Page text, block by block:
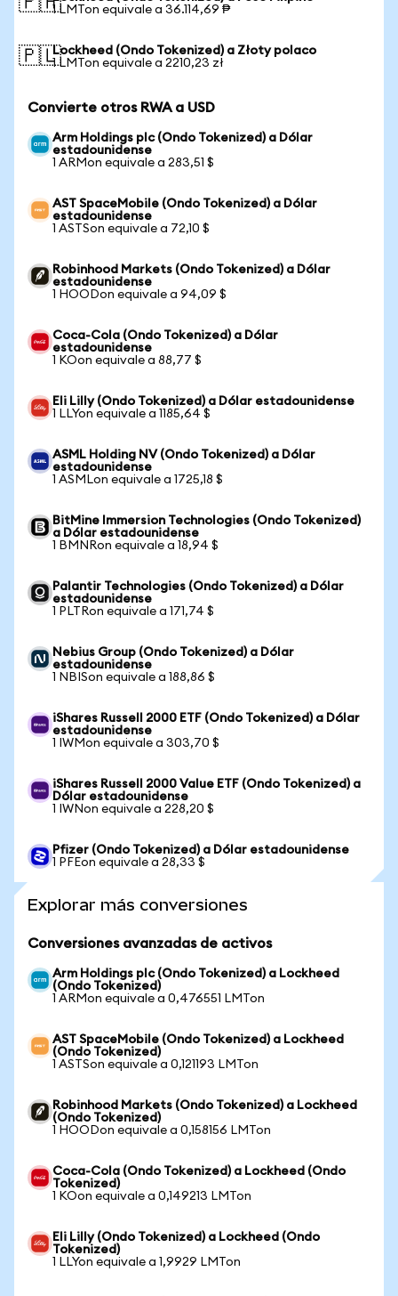
1 LMTon equivale a 36.114,69 ₱
🇵🇱Lockheed (Ondo Tokenized) a Złoty polaco
1 LMTon equivale a 2210,23 zł
Convierte otros RWA a USD
Arm Holdings plc (Ondo Tokenized) a Dólar
estadounidense
1 ARMon equivale a 283,51 $
AST SpaceMobile (Ondo Tokenized) a Dólar
estadounidense
1 ASTSon equivale a 72,10 $
Robinhood Markets (Ondo Tokenized) a Dólar
estadounidense
1 HOODon equivale a 94,09 $
Coca-Cola (Ondo Tokenized) a Dólar
estadounidense
1 KOon equivale a 88,77 $
Eli Lilly (Ondo Tokenized) a Dólar estadounidense
1 LLYon equivale a 1185,64 $
ASML Holding NV (Ondo Tokenized) a Dólar
estadounidense
1 ASMLon equivale a 1725,18 $
BitMine Immersion Technologies (Ondo Tokenized)
a Dólar estadounidense
1 BMNRon equivale a 18,94 $
Palantir Technologies (Ondo Tokenized) a Dólar
estadounidense
1 PLTRon equivale a 171,74 $
Nebius Group (Ondo Tokenized) a Dólar
estadounidense
1 NBISon equivale a 188,86 $
iShares Russell 2000 ETF (Ondo Tokenized) a Dólar
estadounidense
1 IWMon equivale a 303,70 $
iShares Russell 2000 Value ETF (Ondo Tokenized) a
Dólar estadounidense
1 IWNon equivale a 228,20 $
Pfizer (Ondo Tokenized) a Dólar estadounidense
1 PFEon equivale a 28,33 $
Explorar más conversiones
Conversiones avanzadas de activos
Arm Holdings plc (Ondo Tokenized) a Lockheed
(Ondo Tokenized)
1 ARMon equivale a 0,476551 LMTon
AST SpaceMobile (Ondo Tokenized) a Lockheed
(Ondo Tokenized)
1 ASTSon equivale a 0,121193 LMTon
Robinhood Markets (Ondo Tokenized) a Lockheed
(Ondo Tokenized)
1 HOODon equivale a 0,158156 LMTon
Coca-Cola (Ondo Tokenized) a Lockheed (Ondo
Tokenized)
1 KOon equivale a 0,149213 LMTon
Eli Lilly (Ondo Tokenized) a Lockheed (Ondo
Tokenized)
1 LLYon equivale a 1,9929 LMTon